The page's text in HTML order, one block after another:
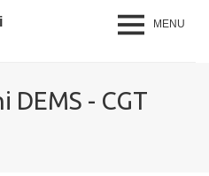
MENU
DEMS - CGT